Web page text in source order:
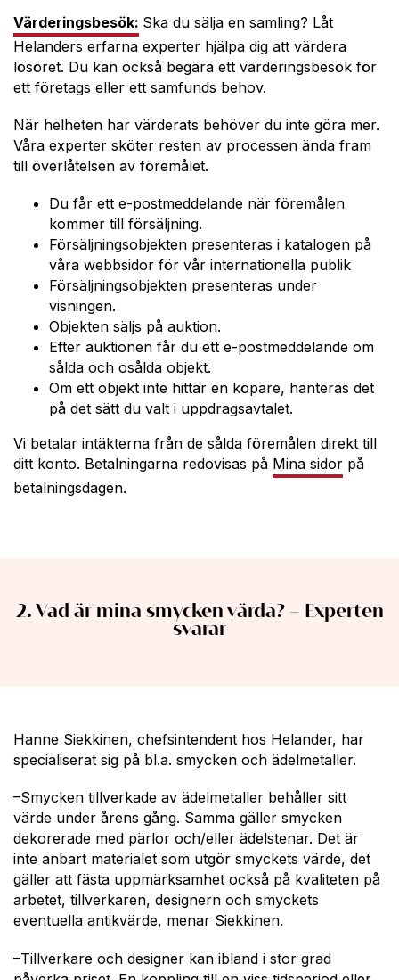
Värderingsbesök: Ska du sälja en samling? Låt
Helanders erfarna experter hjälpa dig att värdera
lösöret. Du kan också begära ett värderingsbesök för
ett företags eller ett samfunds behov.
När helheten har värderats behöver du inte göra mer.
Våra experter sköter resten av processen ända fram
till överlåtelsen av föremålet.
Du får ett e-postmeddelande när föremålen
kommer till försäljning.
Försäljningsobjekten presenteras i katalogen på
våra webbsidor för vår internationella publik
Försäljningsobjekten presenteras under
visningen.
Objekten säljs på auktion.
Efter auktionen får du ett e-postmeddelande om
sålda och osålda objekt.
Om ett objekt inte hittar en köpare, hanteras det
på det sätt du valt i uppdragsavtalet.
Vi betalar intäkterna från de sålda föremålen direkt till
ditt konto. Betalningarna redovisas på Mina sidor på
betalningsdagen.
2. Vad är mina smycken värda? – Experten
svarar
Hanne Siekkinen, chefsintendent hos Helander, har
specialiserat sig på bl.a. smycken och ädelmetaller.
–Smycken tillverkade av ädelmetaller behåller sitt
värde under årens gång. Samma gäller smycken
dekorerade med pärlor och/eller ädelstenar. Det är
inte anbart materialet som utgör smyckets värde, det
gäller att fästa uppmärksamhet också på kvaliteten på
arbetet, tillverkaren, designern och smyckets
eventuella antikvärde, menar Siekkinen.
–Tillverkare och designer kan ibland i stor grad